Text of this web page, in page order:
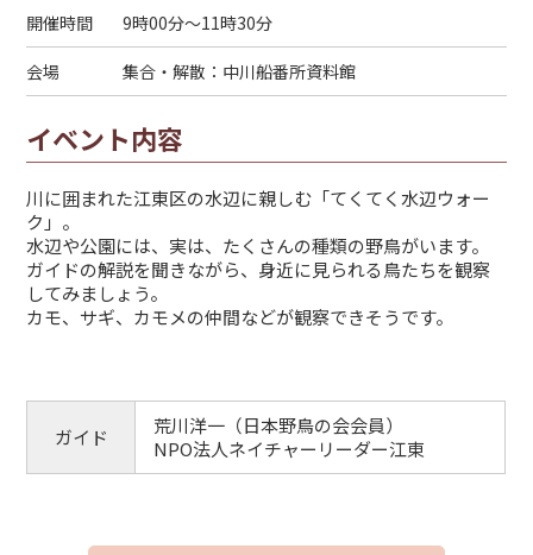
開催時間 9時00分～11時30分
会場 集合・解散：中川船番所資料館
イベント内容
川に囲まれた江東区の水辺に親しむ「てくてく水辺ウォー
ク」。
水辺や公園には、実は、たくさんの種類の野鳥がいます。
ガイドの解説を聞きながら、身近に見られる鳥たちを観察
してみましょう。
カモ、サギ、カモメの仲間などが観察できそうです。
ガイド
荒川洋一（日本野鳥の会会員）
NPO法人ネイチャーリーダー江東